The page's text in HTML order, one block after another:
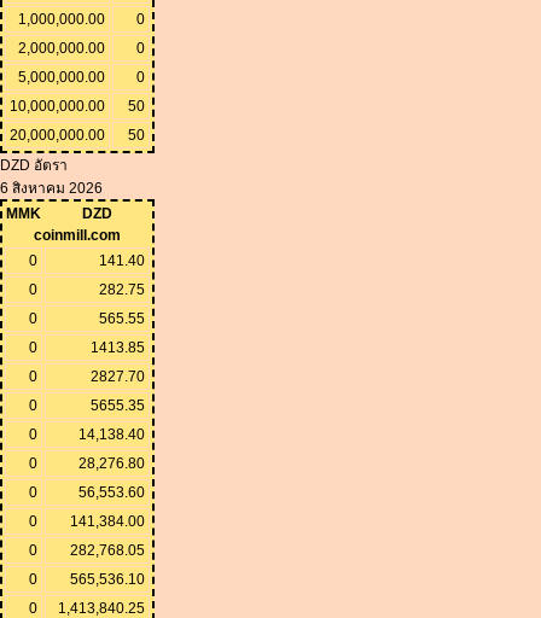
1,000,000.00
0
2,000,000.00
0
5,000,000.00
0
10,000,000.00
50
20,000,000.00
50
DZD อัตรา
6 สิงหาคม 2026
MMK
DZD
coinmill.com
0
141.40
0
282.75
0
565.55
0
1413.85
0
2827.70
0
5655.35
0
14,138.40
0
28,276.80
0
56,553.60
0
141,384.00
0
282,768.05
0
565,536.10
0
1,413,840.25